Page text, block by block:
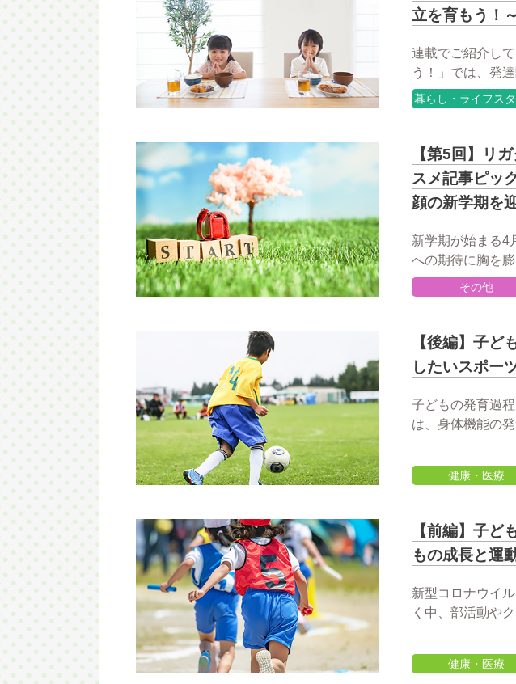
立を育もう！
連載でご紹介し
う！」では、発
暮らし・ライフス
【第5回】リ
スメ記事ピッ
顔の新学期を
新学期が始まる4
への期待に胸を
その他
【後編】子ど
したいスポー
子どもの発育過
は、身体機能の
健康・医療
【前編】子ど
もの成長と運
新型コロナウイ
く中、部活動や
健康・医療